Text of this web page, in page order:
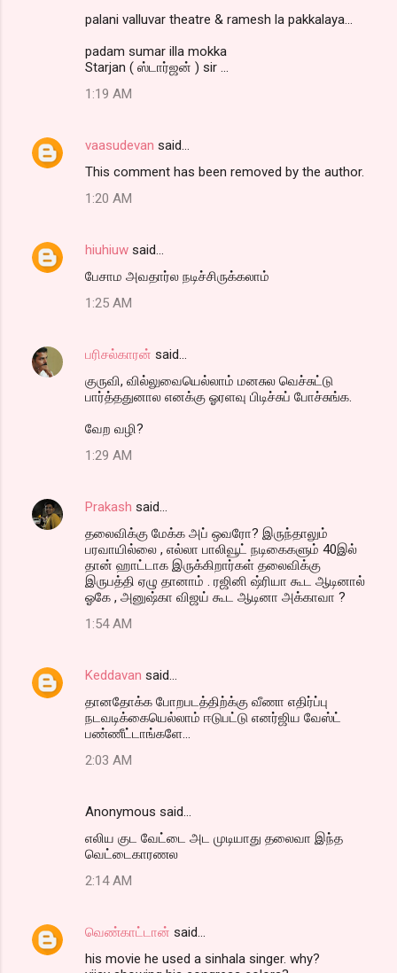
palani valluvar theatre & ramesh la pakkalaya...
padam sumar illa mokka
Starjan ( ஸ்டார்ஜன் ) sir ...
1:19 AM
vaasudevan said…
This comment has been removed by the author.
1:20 AM
hiuhiuw said…
பேசாம அவதார்ல நடிச்சிருக்கலாம்
1:25 AM
பரிசல்காரன் said…
குருவி, வில்லுவையெல்லாம் மனசுல வெச்சுட்டு
பார்த்ததுனால எனக்கு ஓரளவு பிடிச்சுப் போச்சுங்க.
வேற வழி?
1:29 AM
Prakash said…
தலைவிக்கு மேக்க அப் ஒவரோ? இருந்தாலும்
பரவாயில்லை , எல்லா பாலிவூட் நடிகைகளும் 40இல்
தான் ஹாட்டாக இருக்கிறார்கள் தலைவிக்கு
இருபத்தி ஏழு தானாம் . ரஜினி ஷ்ரியா கூட ஆடினால்
ஓகே , அனுஷ்கா விஜய் கூட ஆடினா அக்காவா ?
1:54 AM
Keddavan said…
தானதோக்க போறபடத்திற்க்கு வீணா எதிர்ப்பு
நடவடிக்கையெல்லாம் ஈடுபட்டு எனர்ஜிய வேஸ்ட்
பண்ணீட்டாங்களே...
2:03 AM
Anonymous said…
எலிய குட வேட்டை அட முடியாது தலைவா இந்த
வெட்டைகாரணல
2:14 AM
வெண்காட்டான் said…
his movie he used a sinhala singer. why?